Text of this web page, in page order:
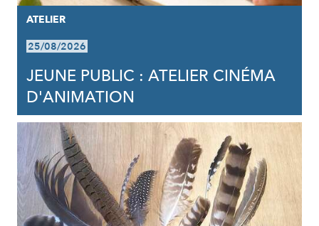
ATELIER
25/08/2026
JEUNE PUBLIC : ATELIER CINÉMA
D'ANIMATION